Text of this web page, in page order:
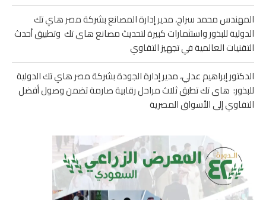
المهندس محمد سراج، مدير إدارة المصانع بشركة مصر هاي تك
الدولية للبذور واستثمارات كبيرة لتحديث مصانع هاى تك وتطبيق أحدث
التقنيات العالمية في تجهيز التقاوي
الدكتور إبراهيم عدلي، مدير إدارة الجودة بشركة مصر هاي تك الدولية
للبذور: هاى تك تطبق ثلاث مراحل رقابية صارمة تضمن وصول أفضل
التقاوي إلى الأسواق المصرية